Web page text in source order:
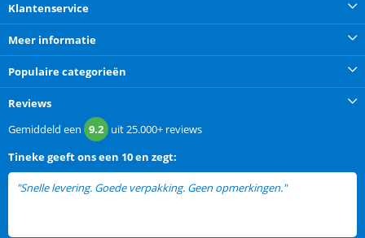
Klantenservice
Meer informatie
Populaire categorieën
Reviews
Gemiddeld een 9.2 uit25.000+ reviews
Tinekegeeft ons een 10 en zegt:
"Snelle levering. Goede verpakking. Geen opmerkingen."